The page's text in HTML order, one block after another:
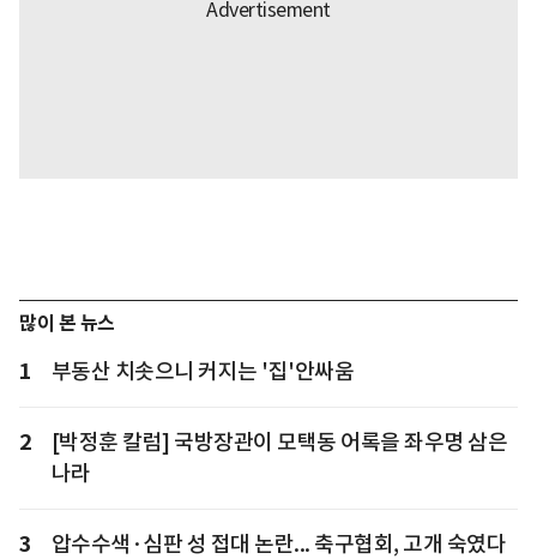
많이 본 뉴스
1 부동산 치솟으니 커지는 '집'안싸움
2
[박정훈 칼럼] 국방장관이 모택동 어록을 좌우명 삼은
나라
3 압수수색·심판 성 접대 논란... 축구협회, 고개 숙였다